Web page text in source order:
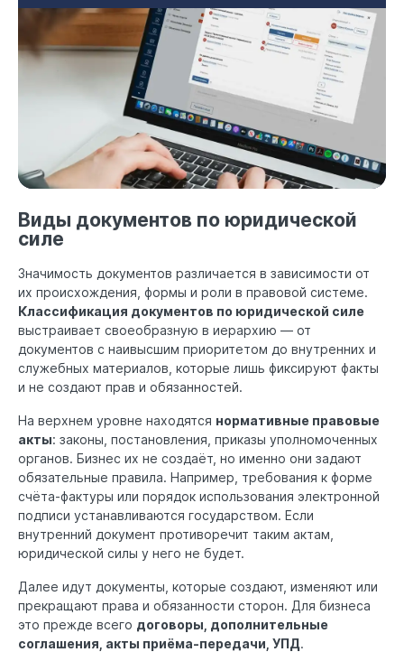
Виды документов по юридической
силе
Значимость документов различается в зависимости от
их происхождения, формы и роли в правовой системе.
Классификация документов по юридической силе
выстраивает своеобразную в иерархию — от
документов с наивысшим приоритетом до внутренних и
служебных материалов, которые лишь фиксируют факты
и не создают прав и обязанностей.
На верхнем уровне находятся нормативные правовые
акты: законы, постановления, приказы уполномоченных
органов. Бизнес их не создаёт, но именно они задают
обязательные правила. Например, требования к форме
счёта-фактуры или порядок использования электронной
подписи устанавливаются государством. Если
внутренний документ противоречит таким актам,
юридической силы у него не будет.
Далее идут документы, которые создают, изменяют или
прекращают права и обязанности сторон. Для бизнеса
это прежде всего договоры, дополнительные
соглашения, акты приёма-передачи, УПД.